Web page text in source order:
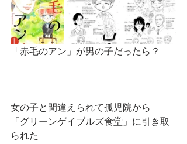
「赤毛のアン」が男の子だったら？
女の子と間違えられて孤児院から
「グリーンゲイブルズ食堂」に引き取
られた